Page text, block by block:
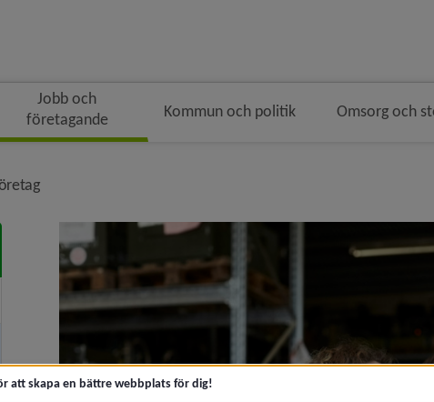
Jobb och
företagande
Kommun och politik Omsorg och
nivå i brödsmulenavigeringen
för Jobb och praktik
för Starta och driva företag
att skapa en bättre webbplats för dig!